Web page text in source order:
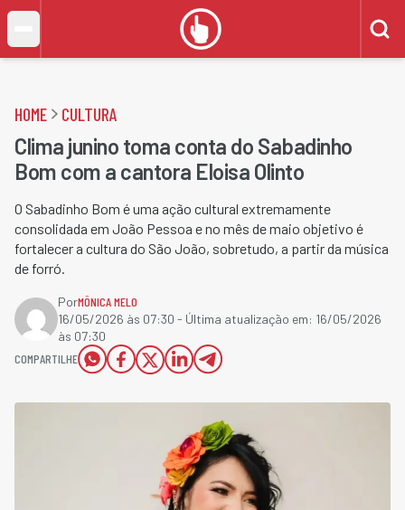
HOME CULTURA
Clima junino toma conta do Sabadinho
Bom com a cantora Eloisa Olinto
O Sabadinho Bom é uma ação cultural extremamente
consolidada em João Pessoa e no mês de maio objetivo é
fortalecer a cultura do São João, sobretudo, a partir da música
de forró.
PorMÔNICA MELO
16/05/2026 às 07:30 - Última atualização em: 16/05/2026
às 07:30
COMPARTILHE